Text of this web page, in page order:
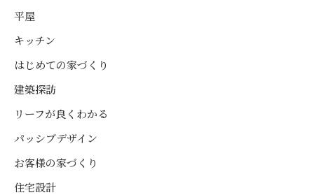
平屋
キッチン
はじめての家づくり
建築探訪
リーフが良くわかる
パッシブデザイン
お客様の家づくり
住宅設計